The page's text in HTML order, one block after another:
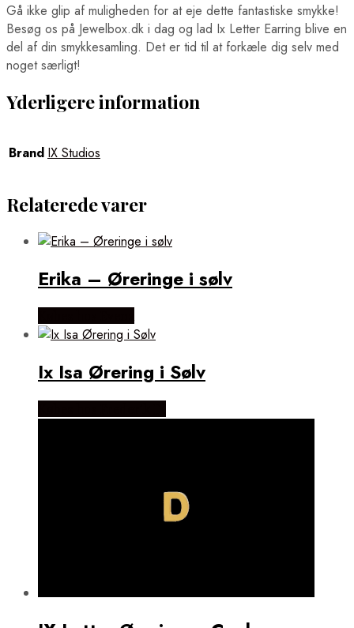
Gå ikke glip af muligheden for at eje dette fantastiske smykke!
Besøg os på Jewelbox.dk i dag og lad Ix Letter Earring blive en
del af din smykkesamling. Det er tid til at forkæle dig selv med
noget særligt!
Yderligere information
Brand IX Studios
Relaterede varer
Erika – Øreringe i sølv
Ix Isa Ørering i Sølv